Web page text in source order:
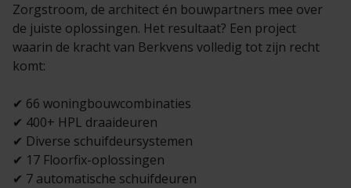
Veelgestelde vragen
Zorgstroom, de architect én bouwpartners mee over
de juiste oplossingen. Het resultaat? Een project
waarin de kracht van Berkvens volledig tot zijn recht
komt:
✔ 66 woningbouwcombinaties
✔ 400+ HPL draaideuren
✔ Diverse schuifdeursystemen
✔ 17 Floorfix-oplossingen
✔ 7 automatische schuifdeuren